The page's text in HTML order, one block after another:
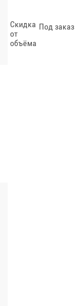
Скидка
от
объёма
Под заказ